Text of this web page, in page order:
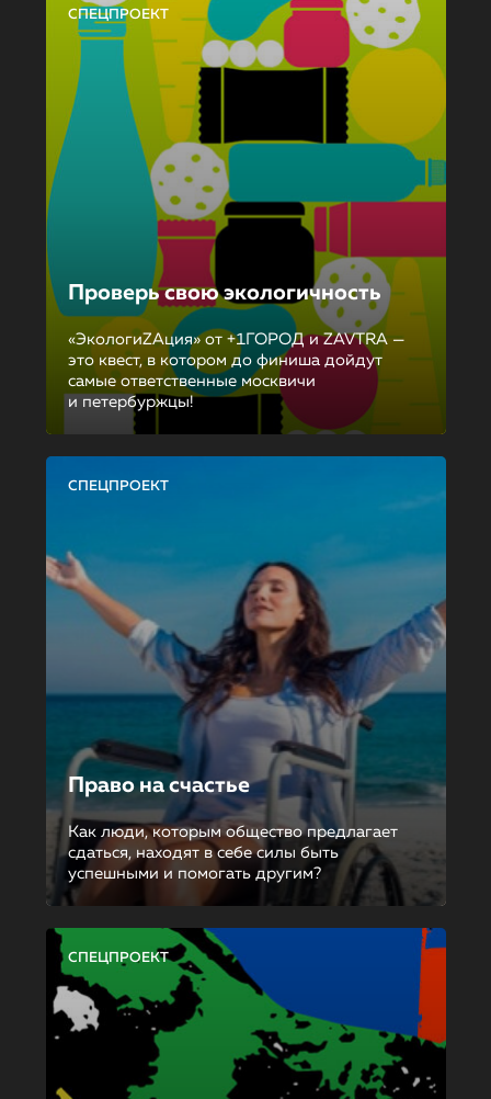
СПЕЦПРОЕКТ
Проверь свою экологичность
«ЭкологиZAция» от +1ГОРОД и ZAVTRA —
это квест, в котором до финиша дойдут
самые ответственные москвичи
и петербуржцы!
СПЕЦПРОЕКТ
Право на счастье
Как люди, которым общество предлагает
сдаться, находят в себе силы быть
успешными и помогать другим?
СПЕЦПРОЕКТ